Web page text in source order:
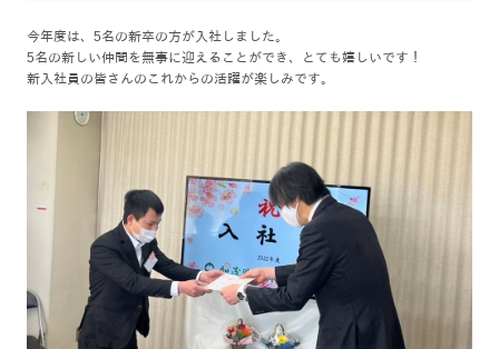
今年度は、5名の新卒の方が入社しました。
5名の新しい仲間を無事に迎えることができ、とても嬉しいです！
新入社員の皆さんのこれからの活躍が楽しみです。